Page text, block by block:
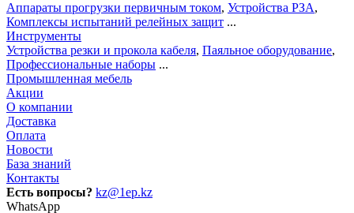
Аппараты прогрузки первичным током, Устройства РЗА,
Комплексы испытаний релейных защит ...
Инструменты
Устройства резки и прокола кабеля, Паяльное оборудование,
Профессиональные наборы ...
Промышленная мебель
Акции
О компании
Доставка
Оплата
Новости
База знаний
Контакты
Есть вопросы? kz@1ep.kz
WhatsApp